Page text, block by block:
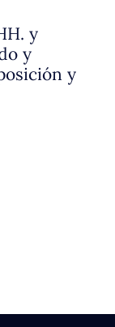
y
y
y